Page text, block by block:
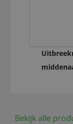
Bekijk alle